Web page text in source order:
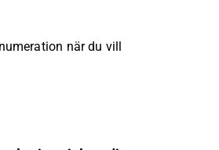
när du vill